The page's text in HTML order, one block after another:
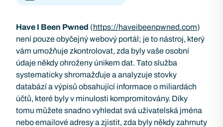
Have I Been Pwned (https://haveibeenpwned.com)
není pouze obyčejný webový portál; je to nástroj, který
vám umožňuje zkontrolovat, zda byly vaše osobní
údaje někdy ohroženy únikem dat. Tato služba
systematicky shromažďuje a analyzuje stovky
databází a výpisů obsahující informace o miliardách
účtů, které byly v minulosti kompromitovány. Díky
tomu můžete snadno vyhledat svá uživatelská jména
nebo emailové adresy a zjistit, zda byly někdy zahrnuty